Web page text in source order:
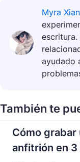
Myra Xian
ayudado
También te
Cómo grabar
anfitrión en